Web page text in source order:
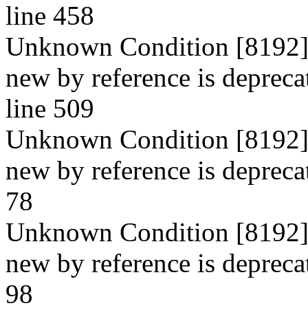
line 458
Unknown Condition
new by reference is
line 509
Unknown Condition
new by reference is
78
Unknown Condition
new by reference is
98